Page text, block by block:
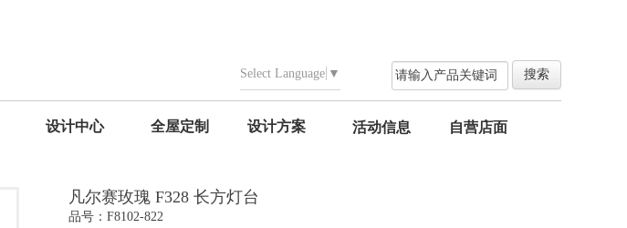
Select Language ▼
设计中心 全屋定制 设计方案 活动信息 自营店面
凡尔赛玫瑰 F328 长方灯台
品号：F8102-822